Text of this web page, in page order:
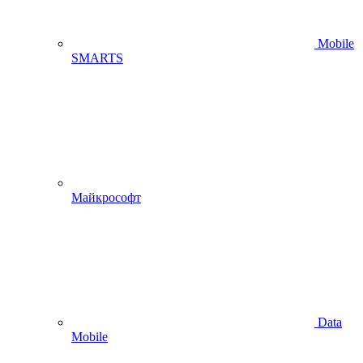
Mobile
SMARTS
Майкрософт
Data
Mobile